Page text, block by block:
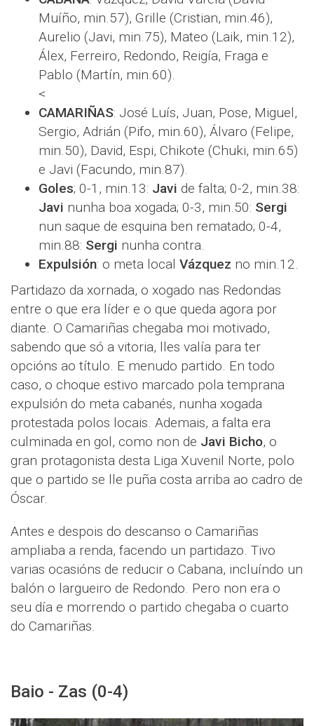
Muíño, min.57), Grille (Cristian, min.46),
Aurelio (Javi, min.75), Mateo (Laik, min.12),
Álex, Ferreiro, Redondo, Reigía, Fraga e
Pablo (Martín, min.60).
<
CAMARIÑAS: José Luís, Juan, Pose, Miguel,
Sergio, Adrián (Pifo, min.60), Álvaro (Felipe,
min.50), David, Espi, Chikote (Chuki, min.65)
e Javi (Facundo, min.87).
Goles; 0-1, min.13: Javi de falta; 0-2, min.38:
Javi nunha boa xogada; 0-3, min.50: Sergi
nun saque de esquina ben rematado; 0-4,
min.88: Sergi nunha contra.
Expulsión: o meta local Vázquez no min.12.
Partidazo da xornada, o xogado nas Redondas
entre o que era líder e o que queda agora por
diante. O Camariñas chegaba moi motivado,
sabendo que só a vitoria, lles valía para ter
opcións ao título. E menudo partido. En todo
caso, o choque estivo marcado pola temprana
expulsión do meta cabanés, nunha xogada
protestada polos locais. Ademais, a falta era
culminada en gol, como non de Javi Bicho, o
gran protagonista desta Liga Xuvenil Norte, polo
que o partido se lle puña costa arriba ao cadro de
Óscar.
Antes e despois do descanso o Camariñas
ampliaba a renda, facendo un partidazo. Tivo
varias ocasións de reducir o Cabana, incluíndo un
balón o largueiro de Redondo. Pero non era o
seu día e morrendo o partido chegaba o cuarto
do Camariñas.
Baio - Zas (0-4)